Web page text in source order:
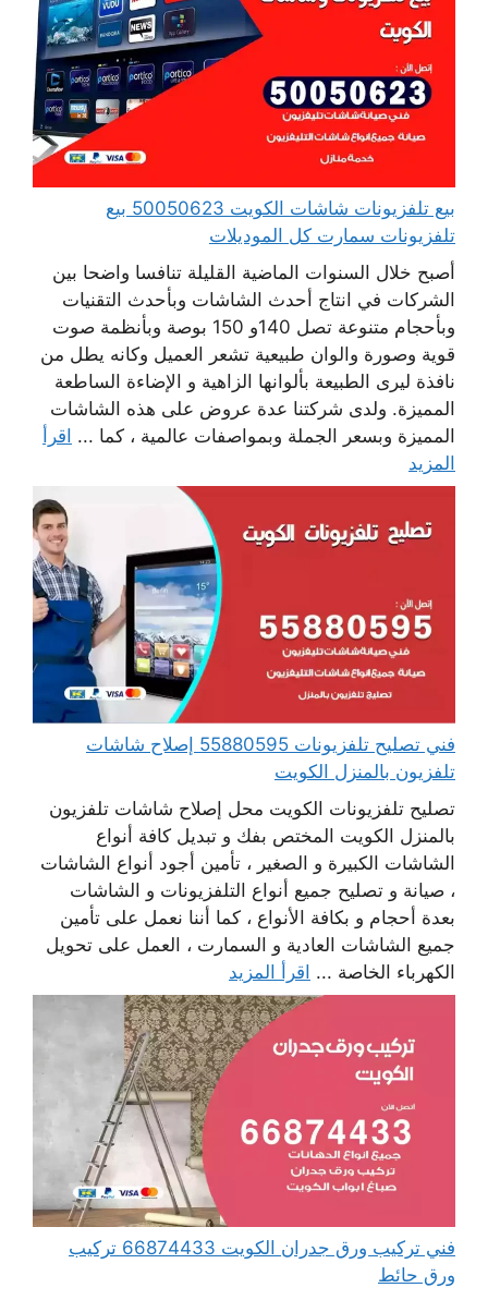
بيع تلفزيونات شاشات الكويت 50050623 بيع
تلفزيونات سمارت كل الموديلات
أصبح خلال السنوات الماضية القليلة تنافسا واضحا بين
الشركات في انتاج أحدث الشاشات وبأحدث التقنيات
وبأحجام متنوعة تصل 140و 150 بوصة وبأنظمة صوت
قوية وصورة والوان طبيعية تشعر العميل وكانه يطل من
نافذة ليرى الطبيعة بألوانها الزاهية و الإضاءة الساطعة
المميزة. ولدى شركتنا عدة عروض على هذه الشاشات
المميزة وبسعر الجملة وبمواصفات عالمية ، كما ... اقرأ
المزيد
فني تصليح تلفزيونات 55880595 إصلاح شاشات
تلفزيون بالمنزل الكويت
تصليح تلفزيونات الكويت محل إصلاح شاشات تلفزيون
بالمنزل الكويت المختص بفك و تبديل كافة أنواع
الشاشات الكبيرة و الصغير ، تأمين أجود أنواع الشاشات
، صيانة و تصليح جميع أنواع التلفزيونات و الشاشات
بعدة أحجام و بكافة الأنواع ، كما أننا نعمل على تأمين
جميع الشاشات العادية و السمارت ، العمل على تحويل
الكهرباء الخاصة ... اقرأ المزيد
فني تركيب ورق جدران الكويت 66874433 تركيب
ورق حائط